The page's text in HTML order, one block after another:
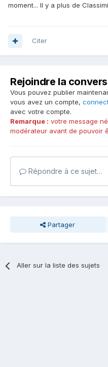
moment... Il y a plus de
Citer
Rejoindre la
Vous pouvez publier
vous avez un compte,
avec votre compte.
Remarque : votre message
modérateur avant de pouvoir
Répondre à ce sujet…
Partager
Aller sur la liste des sujets